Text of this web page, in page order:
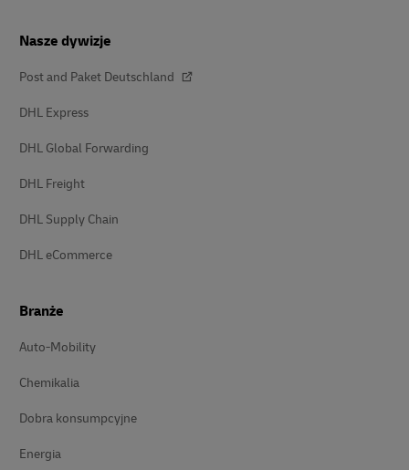
Nasze dywizje
Post and Paket Deutschland
DHL Express
DHL Global Forwarding
DHL Freight
DHL Supply Chain
DHL eCommerce
Branże
Auto-Mobility
Chemikalia
Dobra konsumpcyjne
Energia